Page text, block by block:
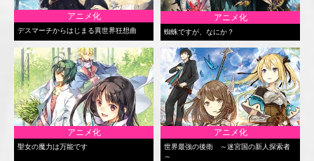
アニメ化
デスマーチからはじまる異世界狂想曲
アニメ化
蜘蛛ですが、なにか？
アニメ化
聖女の魔力は万能です
アニメ化
世界最強の後衛 ～迷宮国の新人探索者
～